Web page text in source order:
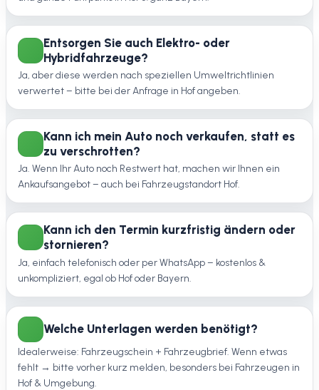
Entsorgen Sie auch Elektro- oder
Hybridfahrzeuge?
Ja, aber diese werden nach speziellen Umweltrichtlinien
verwertet – bitte bei der Anfrage in Hof angeben.
Kann ich mein Auto noch verkaufen, statt es
zu verschrotten?
Ja. Wenn Ihr Auto noch Restwert hat, machen wir Ihnen ein
Ankaufsangebot – auch bei Fahrzeugstandort Hof.
Kann ich den Termin kurzfristig ändern oder
stornieren?
Ja, einfach telefonisch oder per WhatsApp – kostenlos &
unkompliziert, egal ob Hof oder Bayern.
Welche Unterlagen werden benötigt?
Idealerweise: Fahrzeugschein + Fahrzeugbrief. Wenn etwas
fehlt → bitte vorher kurz melden, besonders bei Fahrzeugen in
Hof & Umgebung.